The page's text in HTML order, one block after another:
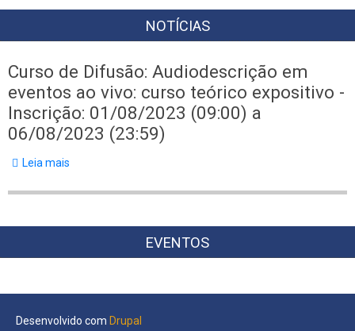
NOTÍCIAS
Curso de Difusão: Audiodescrição em
eventos ao vivo: curso teórico expositivo -
Inscrição: 01/08/2023 (09:00) a
06/08/2023 (23:59)
Leia mais
Difusão:
Audiodescrição
eventos
ao
EVENTOS
Desenvolvido com Drupal